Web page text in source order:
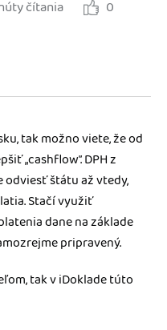
čítania 0
tak možno viete, že od
„cashflow”. DPH z
štátu až vtedy,
Stačí využiť
dane na základe
pripravený.
tak v iDoklade túto